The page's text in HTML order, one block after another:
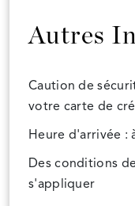
Autres
Caution de
votre carte de
Heure d'arrivée :
Des conditions
s'appliquer